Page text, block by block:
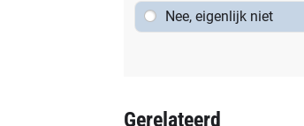
Nee, eigenlijk niet
Gerelateerd